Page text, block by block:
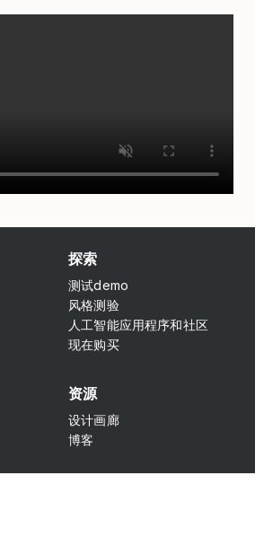
探索
测试demo
风格测验
人工智能应用程序和社区
现在购买
资源
设计画廊
博客